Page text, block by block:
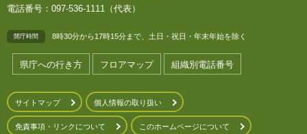
電話番号：097-536-1111（代表）
開庁時間 8時30分から17時15分まで、土日・祝日・年末年始を除く
県庁への行き方 フロアマップ 組織別電話番号
サイトマップ 個人情報の取り扱い
免責事項・リンクについて このホームページについて